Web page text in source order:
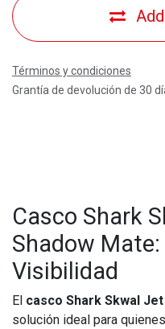
Términos y condiciones
Grantía de devolución de 30
Casco Shark
Shadow
Visibilidad
El casco Shark Skwal
solución ideal para